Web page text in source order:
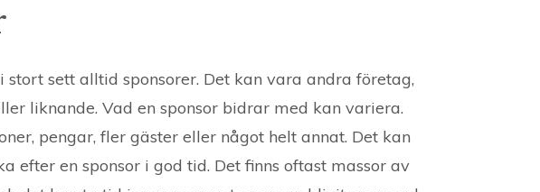
stort sett alltid sponsorer. Det kan vara andra företag,
liknande. Vad en sponsor bidrar med kan variera.
pengar, fler gäster eller något helt annat. Det kan
efter en sponsor i god tid. Det finns oftast massor av